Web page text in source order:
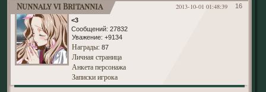
16
2013-10-01 01:48:39
Nunnaly vi Britannia
<3
Сообщений: 27832
Уважение: +9134
Награды: 87
Личная страница
Анкета персонажа
Записки игрока